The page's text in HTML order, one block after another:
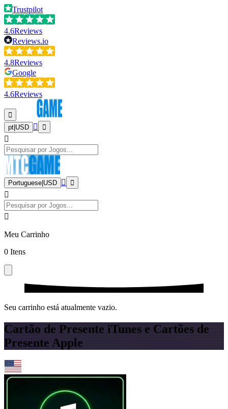
Trustpilot
4.6Reviews
Reviews.io
4.8Reviews
Google
4.6Reviews
pt USD
Portuguese USD
Meu Carrinho
0 Itens
Seu carrinho está atualmente vazio.
Cartão de Presente iTunes e Cartões de
Presente Apple